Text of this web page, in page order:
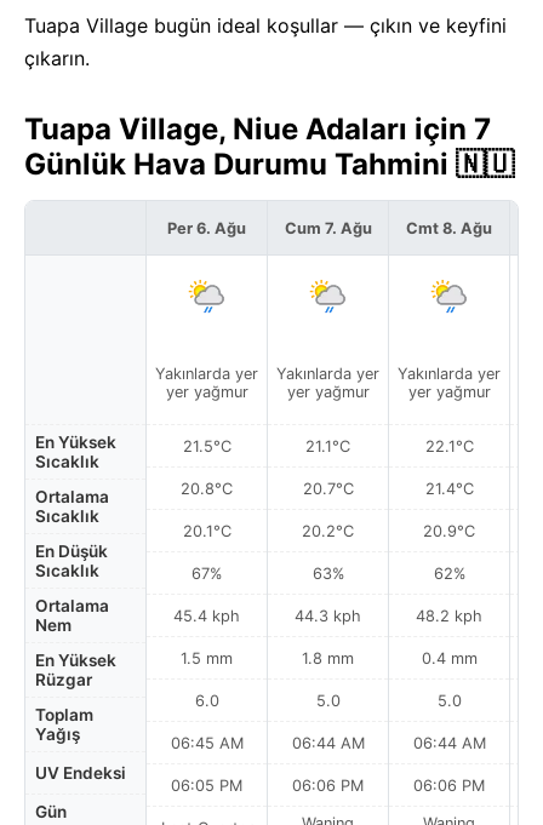
Tuapa Village bugün ideal koşullar — çıkın ve keyfini
çıkarın.
Tuapa Village, Niue Adaları için 7
Günlük Hava Durumu Tahmini 🇳🇺
En Yüksek
Sıcaklık
Ortalama
Sıcaklık
En Düşük
Sıcaklık
Ortalama
Nem
En Yüksek
Rüzgar
Toplam
Yağış
UV Endeksi
Gün
Per 6. Ağu
Yakınlarda yer
yer yağmur
21.5°C
20.8°C
20.1°C
67%
45.4 kph
1.5 mm
6.0
06:45 AM
06:05 PM
Cum 7. Ağu
Yakınlarda yer
yer yağmur
21.1°C
20.7°C
20.2°C
63%
44.3 kph
1.8 mm
5.0
06:44 AM
06:06 PM
Cmt 8. Ağu
Yakınlarda yer
yer yağmur
22.1°C
21.4°C
20.9°C
62%
48.2 kph
0.4 mm
5.0
06:44 AM
06:06 PM